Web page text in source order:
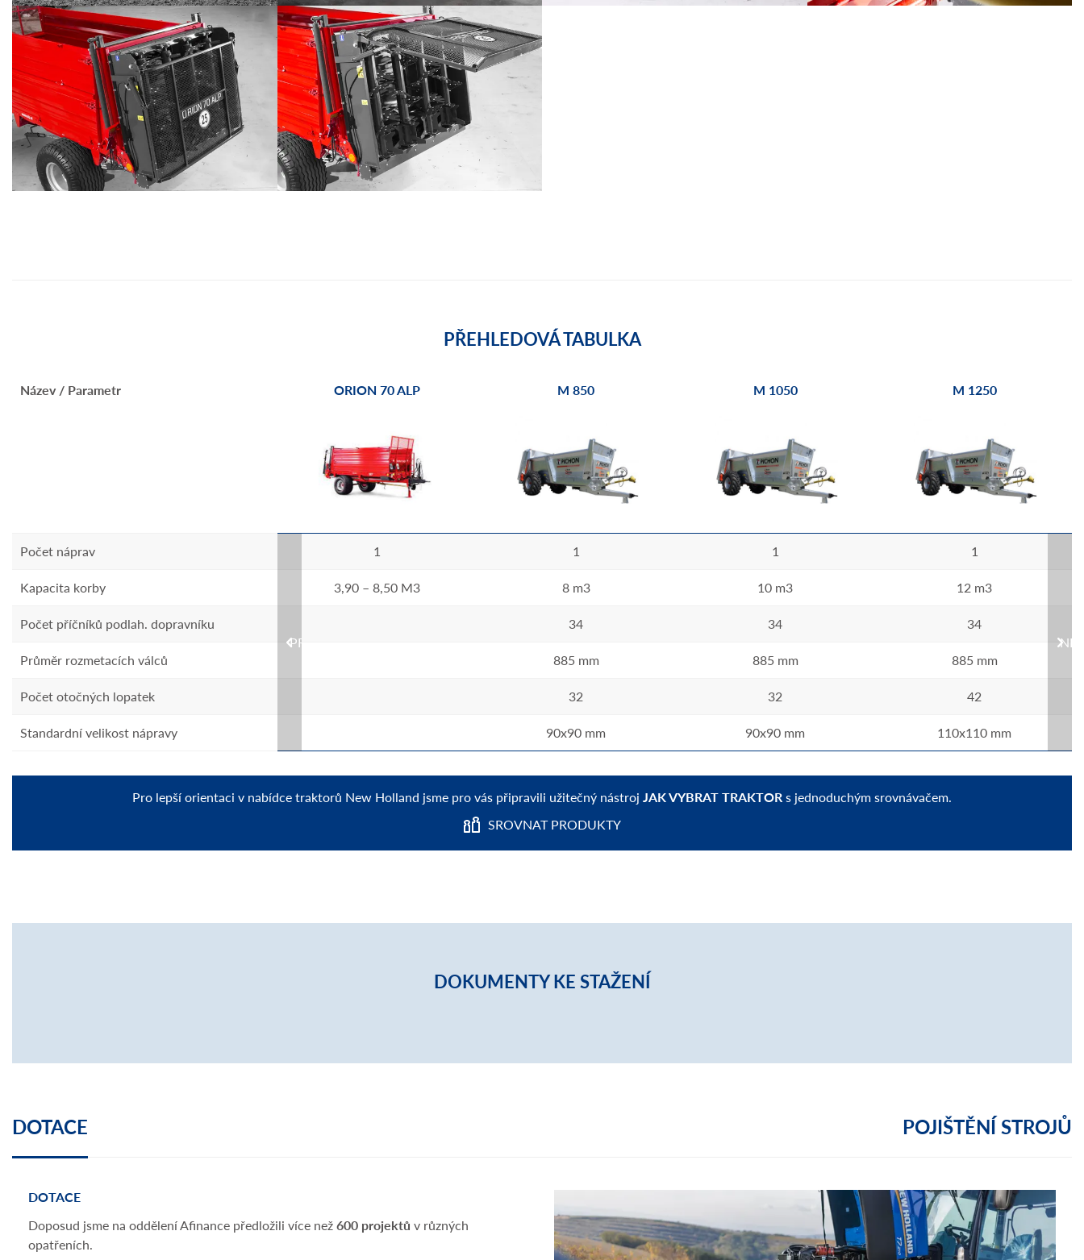
PŘEHLEDOVÁ TABULKA
Název / Parametr
Počet náprav
Kapacita korby
Počet příčníků podlah. dopravníku
Průměr rozmetacích válců
Počet otočných lopatek
Standardní velikost nápravy
PREVIOUS
45
1 035 mm
150x150 mm
ORION 70 ALP
1
3,90 – 8,50 M3
M 850
1
8 m3
34
885 mm
32
90x90 mm
M 1050
1
10 m3
34
885 mm
32
90x90 mm
M 1250
1
12 m3
34
885 mm
42
110x110 mm
Pro lepší orientaci v nabídce traktorů New Holland jsme pro vás připravili užitečný nástroj JAK VYBRAT TRAKTORs jednoduchým srovnávačem.
SROVNAT PRODUKTY
DOKUMENTY KE STAŽENÍ
DOTACE POJIŠTĚNÍ STROJŮ
DOTACE
Doposud jsme na oddělení Afinance předložili více než600 projektů v různých
opatřeních.